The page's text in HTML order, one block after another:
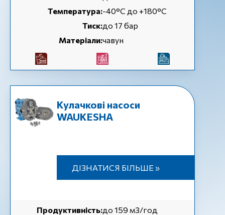
Температура:-40°C до +180°C
Тиск:до 17 бар
Матеріали:чавун
Кулачкові насоси
WAUKESHA
ДІЗНАТИСЯ БІЛЬШЕ »
Продуктивність:до 159 м3/год